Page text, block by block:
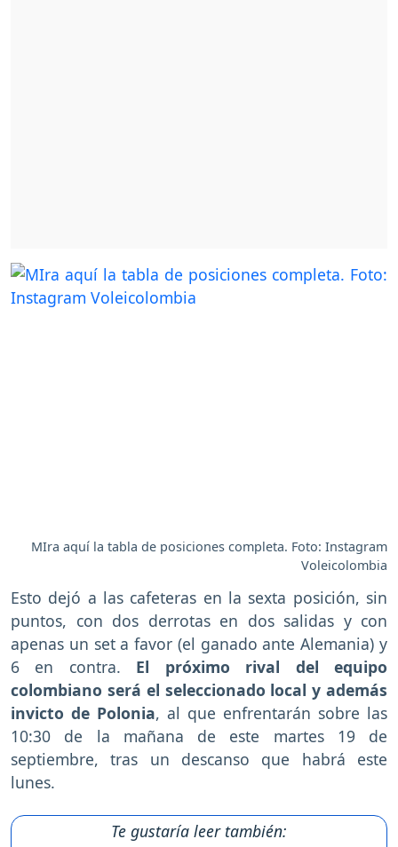
MIra aquí la tabla de posiciones completa. Foto: Instagram
Voleicolombia
Esto dejó a las cafeteras en la sexta posición, sin
puntos, con dos derrotas en dos salidas y con
apenas un set a favor (el ganado ante Alemania) y
6 en contra. El próximo rival del equipo
colombiano será el seleccionado local y además
invicto de Polonia, al que enfrentarán sobre las
10:30 de la mañana de este martes 19 de
septiembre, tras un descanso que habrá este
lunes.
Te gustaría leer también: